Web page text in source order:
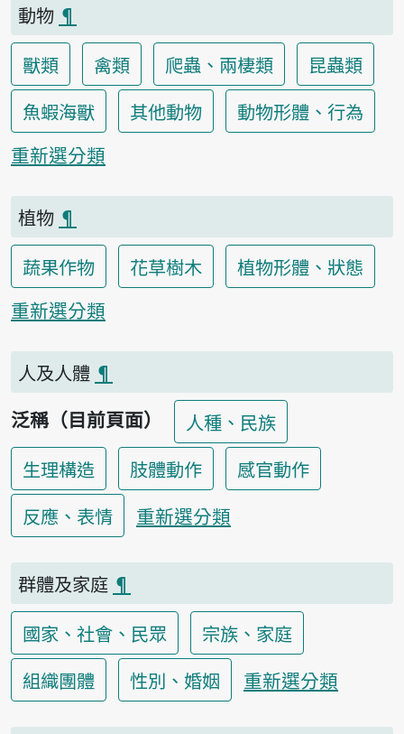
動物 ¶
獸類
禽類 爬蟲、兩棲類
昆蟲類
魚蝦海獸
其他動物
動物形體、行為
重新選分類
植物 ¶
蔬果作物
花草樹木
植物形體、狀態
重新選分類
人及人體 ¶
泛稱（目前頁面）
人種、民族
生理構造
肢體動作
感官動作
反應、表情
重新選分類
群體及家庭 ¶
國家、社會、民眾
宗族、家庭
組織團體
性別、婚姻 重新選分類